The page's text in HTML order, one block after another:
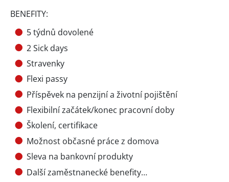
BENEFITY:
5 týdnů dovolené
2 Sick days
Stravenky
Flexi passy
Příspěvek na penzijní a životní pojištění
Flexibilní začátek/konec pracovní doby
Školení, certifikace
Možnost občasné práce z domova
Sleva na bankovní produkty
Další zaměstnanecké benefity…